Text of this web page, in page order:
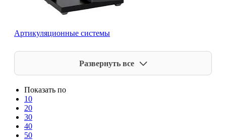
Артикуляционные системы
Развернуть все
Показать по
10
20
30
40
50